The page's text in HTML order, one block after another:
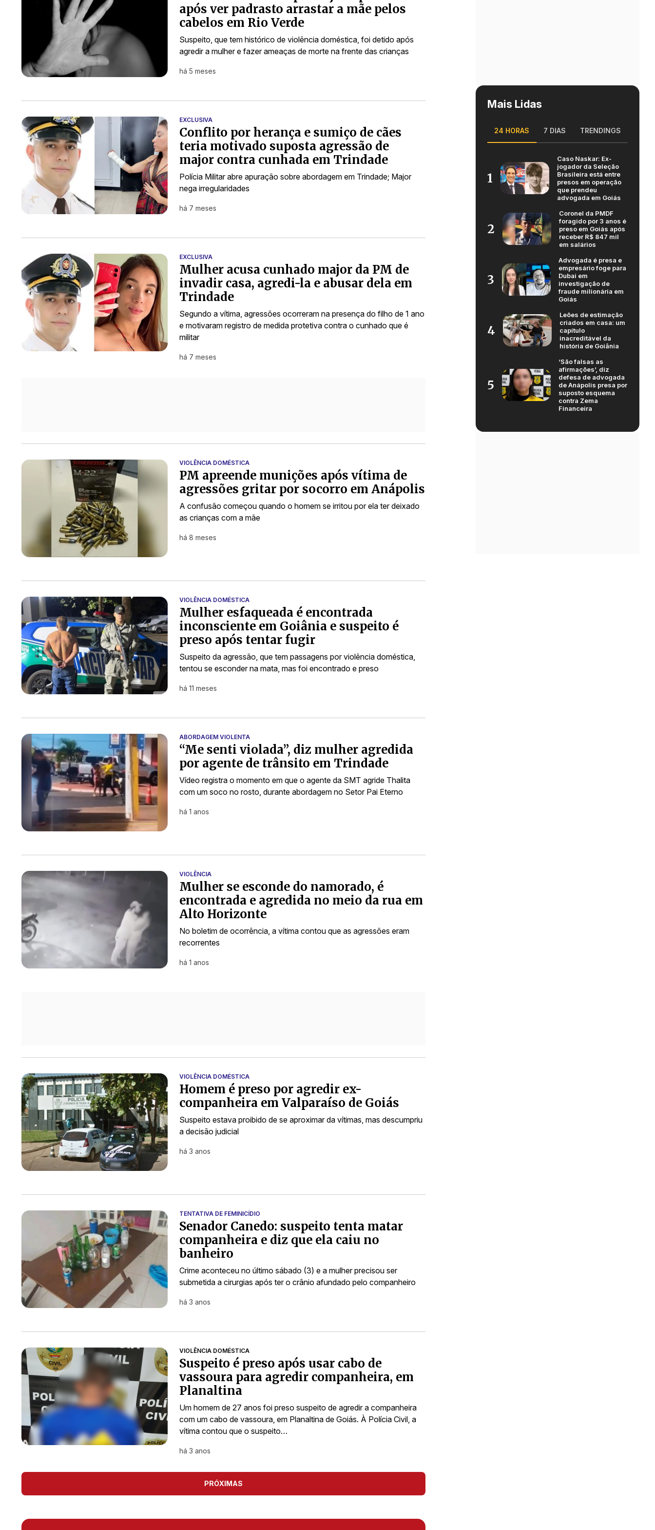
após ver padrasto arrastar a mãe pelos
cabelos em Rio Verde
Suspeito, que tem histórico de violência doméstica, foi detido após
agredir a mulher e fazer ameaças de morte na frente das crianças
há 5 meses
EXCLUSIVA
Conflito por herança e sumiço de cães
teria motivado suposta agressão de
major contra cunhada em Trindade
Polícia Militar abre apuração sobre abordagem em Trindade; Major
nega irregularidades
há 7 meses
EXCLUSIVA
Mulher acusa cunhado major da PM de
invadir casa, agredi-la e abusar dela em
Trindade
Segundo a vítima, agressões ocorreram na presença do filho de 1 ano
e motivaram registro de medida protetiva contra o cunhado que é
militar
há 7 meses
VIOLÊNCIA DOMÉSTICA
PM apreende munições após vítima de
agressões gritar por socorro em Anápolis
A confusão começou quando o homem se irritou por ela ter deixado
as crianças com a mãe
há 8 meses
VIOLÊNCIA DOMÉSTICA
Mulher esfaqueada é encontrada
inconsciente em Goiânia e suspeito é
preso após tentar fugir
Suspeito da agressão, que tem passagens por violência doméstica,
tentou se esconder na mata, mas foi encontrado e preso
há 11 meses
ABORDAGEM VIOLENTA
“Me senti violada”, diz mulher agredida
por agente de trânsito em Trindade
Vídeo registra o momento em que o agente da SMT agride Thalita
com um soco no rosto, durante abordagem no Setor Pai Eterno
há 1 anos
VIOLÊNCIA
Mulher se esconde do namorado, é
encontrada e agredida no meio da rua em
Alto Horizonte
No boletim de ocorrência, a vítima contou que as agressões eram
recorrentes
há 1 anos
VIOLÊNCIA DOMÉSTICA
Homem é preso por agredir ex-
companheira em Valparaíso de Goiás
Suspeito estava proibido de se aproximar da vítimas, mas descumpriu
a decisão judicial
há 3 anos
TENTATIVA DE FEMINICÍDIO
Senador Canedo: suspeito tenta matar
companheira e diz que ela caiu no
banheiro
Crime aconteceu no último sábado (3) e a mulher precisou ser
submetida a cirurgias após ter o crânio afundado pelo companheiro
há 3 anos
VIOLÊNCIA DOMÉSTICA
Suspeito é preso após usar cabo de
vassoura para agredir companheira, em
Planaltina
Um homem de 27 anos foi preso suspeito de agredir a companheira
com um cabo de vassoura, em Planaltina de Goiás. À Polícia Civil, a
vítima contou que o suspeito…
há 3 anos
PRÓXIMAS
Mais Lidas
24 HORAS 7 DIAS TRENDINGS
1
Caso Naskar: Ex-
jogador da Seleção
Brasileira está entre
presos em operação
que prendeu
advogada em Goiás
2
Coronel da PMDF
foragido por 3 anos é
preso em Goiás após
receber R$ 847 mil
em salários
3
Advogada é presa e
empresário foge para
Dubai em
investigação de
fraude milionária em
Goiás
4
Leões de estimação
criados em casa: um
capítulo
inacreditável da
história de Goiânia
5
‘São falsas as
afirmações’, diz
defesa de advogada
de Anápolis presa por
suposto esquema
contra Zema
Financeira